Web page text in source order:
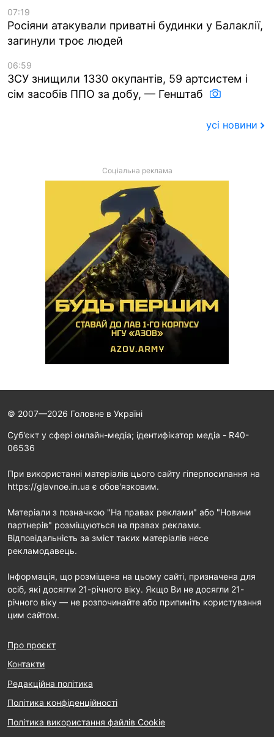
07:19
Росіяни атакували приватні будинки у Балаклії,
загинули троє людей
06:59
ЗСУ знищили 1330 окупантів, 59 артсистем і
сім засобів ППО за добу, — Генштаб
усі новини
Соціальна реклама
© 2007—2026 Головне в Україні
Cуб'єкт у сфері онлайн-медіа; ідентифікатор медіа - R40-
06536
При використанні матеріалів цього сайту гіперпосилання на
https://glavnoe.in.ua є обов'язковим.
Матеріали з позначкою "На правах реклами" або "Новини
партнерів" розміщуються на правах реклами.
Відповідальність за зміст таких матеріалів несе
рекламодавець.
Інформація, що розміщена на цьому сайті, призначена для
осіб, які досягли 21-річного віку. Якщо Ви не досягли 21-
річного віку — не розпочинайте або припиніть користування
цим сайтом.
Про проєкт
Контакти
Редакційна політика
Політика конфіденційності
Політика використання файлів Cookie